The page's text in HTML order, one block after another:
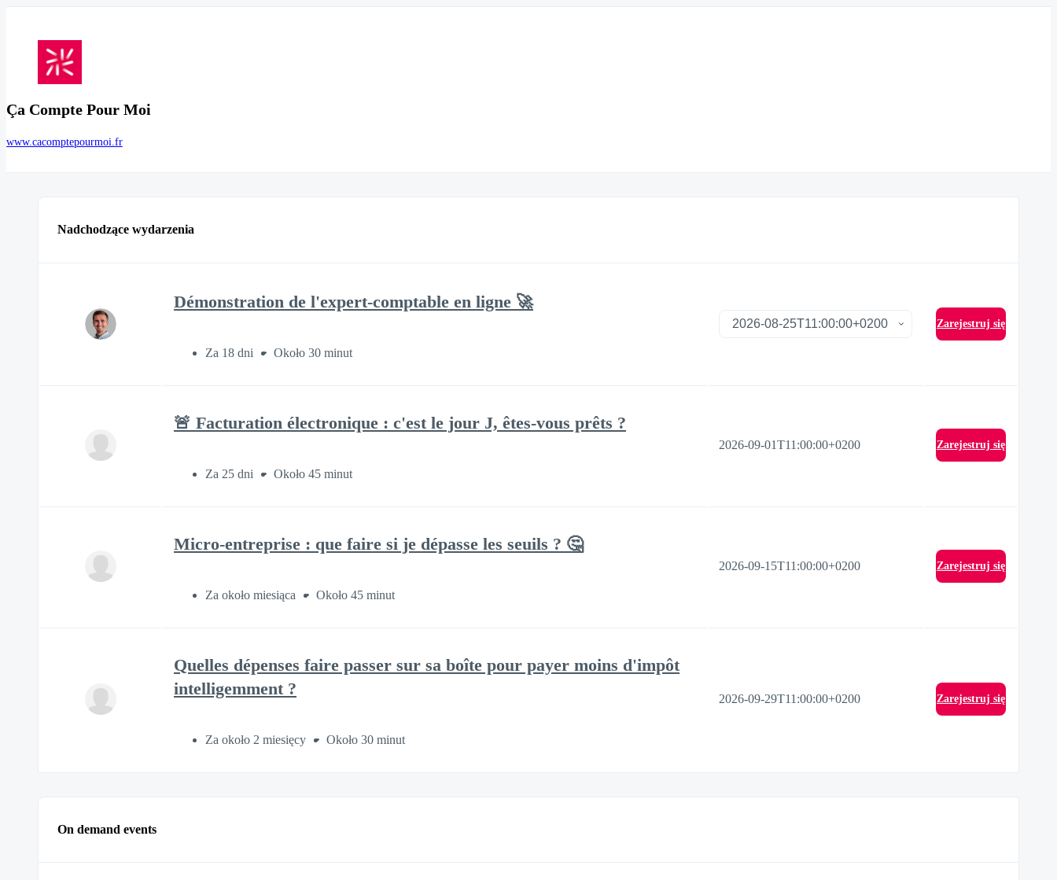
Ça Compte Pour Moi
www.cacomptepourmoi.fr
Nadchodzące wydarzenia
Démonstration de l'expert-comptable en ligne 🚀
Za 18 dni Około 30 minut
Zarejestruj się
🚨 Facturation électronique : c'est le jour J, êtes-vous prêts ?
Za 25 dni Około 45 minut
2026-09-01T11:00:00+0200 Zarejestruj się
Micro-entreprise : que faire si je dépasse les seuils ? 🤔
Za około miesiąca Około 45 minut
2026-09-15T11:00:00+0200 Zarejestruj się
Quelles dépenses faire passer sur sa boîte pour payer moins d'impôt
intelligemment ?
Za około 2 miesięcy Około 30 minut
2026-09-29T11:00:00+0200 Zarejestruj się
On demand events